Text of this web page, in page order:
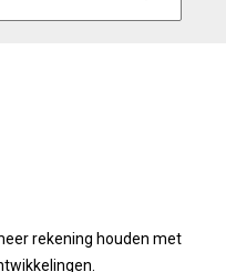
rekening houden met